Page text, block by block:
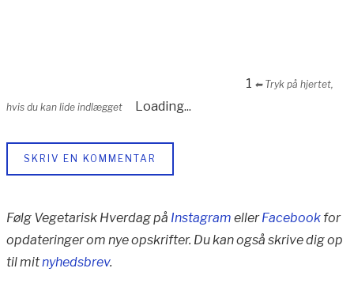
1 ⬅︎ Tryk på hjertet,
hvis du kan lide indlægget
Loading...
SKRIV EN KOMMENTAR
Følg Vegetarisk Hverdag på Instagram ellerFacebook for
opdateringer om nye opskrifter. Du kan også skrive dig op
til mitnyhedsbrev.